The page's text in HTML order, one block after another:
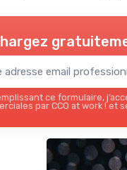
ce formulaire,
par CCO at work ! et